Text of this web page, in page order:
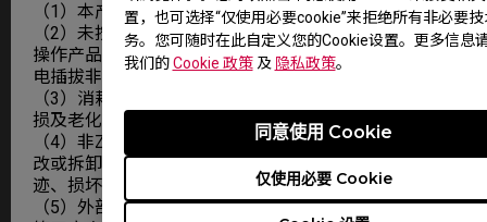
置，也可选择“仅使用必要cookie”来拒绝所有非必要技
务。您可随时在此自定义您的Cookie设置。更多信息
我们的Cookie 政策及 隐私政策。
仅使用必要 Cookie
同意使用 Cookie
（1）本产品整机或部件已经超出包修期。
（2）未按说明书要求/错误/不当使用、保管、保养或
操作产品造成的故障或损坏（例如带电插拔数据线，带
电插拔非USB外接设备等）。
（3）消耗材料（外壳、接插部件等）的自然消耗、磨
损及老化。
（4）非ZOWIE GEAR服务机构、人员安装、修理、更
改或拆卸造成的故障或损坏（机台防拆标签有拆过痕
迹、损坏或遗失）。
（5）外部设备、非在ZOWIE GEAR工厂装入、附加的